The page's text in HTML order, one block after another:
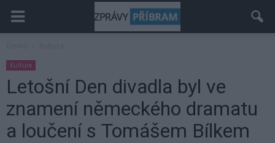
Kultura
Letošní Den divadla byl ve
znamení německého dramatu
a loučení s Tomášem Bílkem